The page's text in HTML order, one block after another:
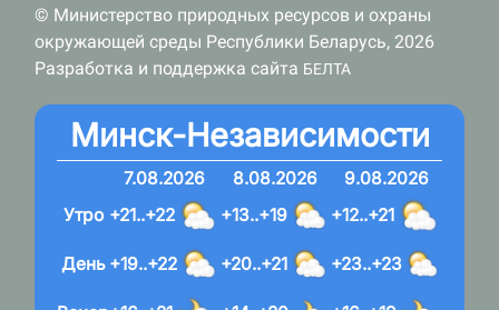
© Министерство природных ресурсов и охраны
окружающей среды Республики Беларусь, 2026
Разработка и поддержка сайта БЕЛТА
Минск-Независимости
7.08.2026
+21..+22
+19..+22
8.08.2026
+13..+19
+20..+21
9.08.2026
+12..+21
+23..+23
День
Утро